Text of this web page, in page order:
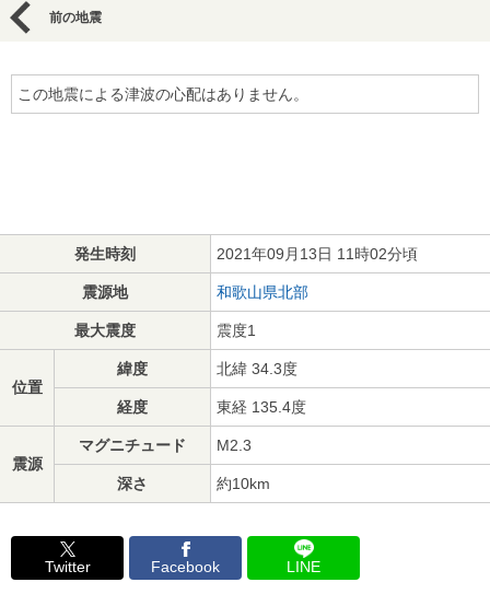
前の地震
この地震による津波の心配はありません。
発生時刻 2021年09月13日 11時02分頃
震源地 和歌山県北部
最大震度 震度1
位置
緯度 北緯 34.3度
経度 東経 135.4度
震源
マグニチュード M2.3
深さ 約10km
Twitter Facebook LINE